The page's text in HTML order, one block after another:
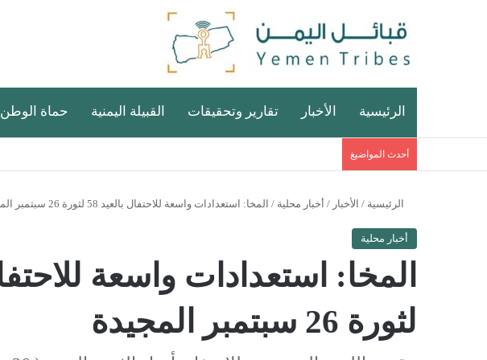
الرئيسية الأخبار تقارير وتحقيقات القبيلة اليمنية حماة الوطن
أحدث المواضيغ
الرئيسية / الأخبار / أخبار محلية / المخا: استعدادات واسعة للاحتفال بالعيد 58 لثورة 26 سبتمبر المجيدة
أخبار محلية
لثورة 26 سبتمبر المجيدة